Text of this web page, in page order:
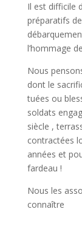
Il est difficile
préparatifs
l’hommage
Nous
dont le
tuées ou
soldats
siècle ,
contractées
années et
fardeau !
Nous les
connaître